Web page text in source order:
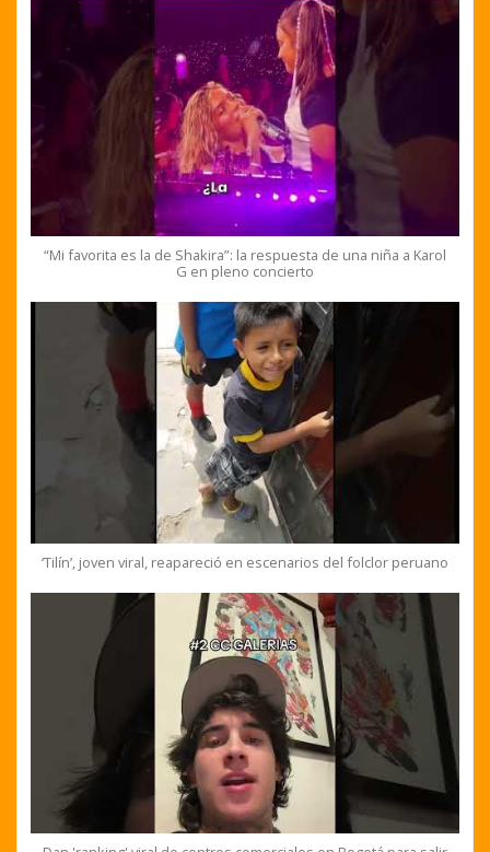
“Mi favorita es la de Shakira”: la respuesta de una niña a Karol
G en pleno concierto
‘Tilín’, joven viral, reapareció en escenarios del folclor peruano